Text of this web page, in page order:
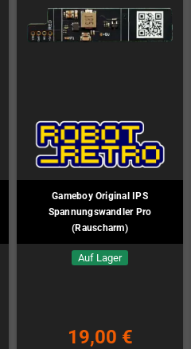
Gameboy Original IPS
Spannungswandler Pro
(Rauscharm)
Auf Lager
19,00 €